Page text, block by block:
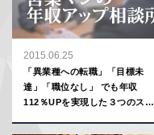
2015.06.25
「異業種への転職」「目標未
達」「職位なし」 でも年収
112％UPを実現した３つのステ